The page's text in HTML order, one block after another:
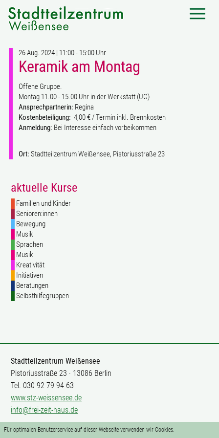
Für optimalen Benutzerservice auf dieser Webseite verwenden wir Cookies.
26 Aug. 2024 | 11:00 - 15:00 Uhr
Keramik am Montag
Offene Gruppe.
Montag 11.00 - 15.00 Uhr in der Werkstatt (UG)
Ansprechpartnerin: Regina
Kostenbeteiligung: 4,00 € / Termin inkl. Brennkosten
Anmeldung: Bei Interesse einfach vorbeikommen
Ort: Stadtteilzentrum Weißensee, Pistoriusstraße 23
aktuelle Kurse
Familien und Kinder
Senioren:innen
Bewegung
Musik
Sprachen
Musik
Kreativität
Initiativen
Beratungen
Selbsthilfegruppen
Stadtteilzentrum Weißensee
Pistoriusstraße 23 · 13086 Berlin
Tel. 030 92 79 94 63
www.stz-weissensee.de
info@frei-zeit-haus.de
Mitarbeit